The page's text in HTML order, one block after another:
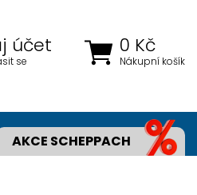
0 Kč
Nákupní košík
účet
se
AKCE SCHEPPACH